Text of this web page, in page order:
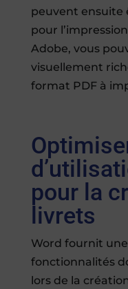
peuvent ensuite
pour
Adobe, vous
visuellement
format PDF à
pour la
livrets
Word fournit
fonctionnalités
lors de la